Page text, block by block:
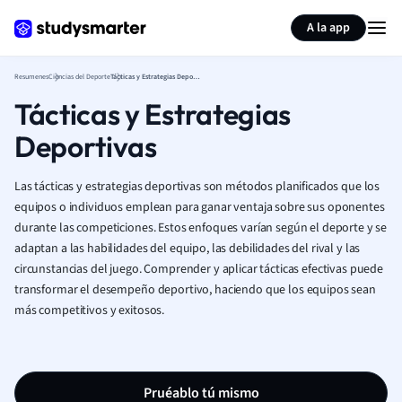
A la app
ResumenesCiencias del Deporte Tácticas y Estrategias Deportivas
Tácticas y Estrategias
Deportivas
Las tácticas y estrategias deportivas son métodos planificados que los
equipos o individuos emplean para ganar ventaja sobre sus oponentes
durante las competiciones. Estos enfoques varían según el deporte y se
adaptan a las habilidades del equipo, las debilidades del rival y las
circunstancias del juego. Comprender y aplicar tácticas efectivas puede
transformar el desempeño deportivo, haciendo que los equipos sean
más competitivos y exitosos.
Pruéablo tú mismo
Resumir página